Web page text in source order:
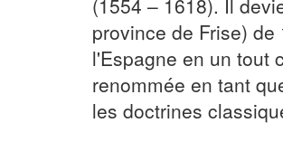
(1554 – 1618). Il
province de Frise)
l'Espagne en un tout
renommée en tant
les doctrines